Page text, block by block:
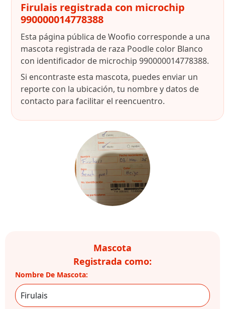
Firulais registrada con microchip
990000014778388
Esta página pública de Woofio corresponde a una
mascota registrada de raza Poodle color Blanco
con identificador de microchip 990000014778388.
Si encontraste esta mascota, puedes enviar un
reporte con la ubicación, tu nombre y datos de
contacto para facilitar el reencuentro.
Mascota
Registrada como:
Nombre De Mascota: